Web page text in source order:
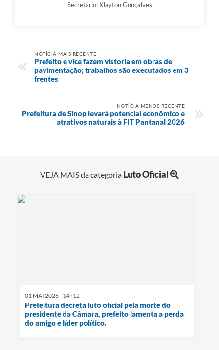
Secretário: Klayton Gonçalves
NOTÍCIA MAIS RECENTE
Prefeito e vice fazem vistoria em obras de
pavimentação; trabalhos são executados em 3
frentes
NOTÍCIA MENOS RECENTE
Prefeitura de Sinop levará potencial econômico e
atrativos naturais à FIT Pantanal 2026
VEJA MAIS da categoria Luto Oficial
01 MAI 2026 - 14h12
Prefeitura decreta luto oficial pela morte do
presidente da Câmara, prefeito lamenta a perda
do amigo e líder político.